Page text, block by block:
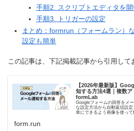
手順2. スクリプトエディタを開
手順3. トリガーの設定
まとめ：formrun（フォームラン）
設定も簡単
この記事は、下記掲載記事から引用して
【2026年最新版】
知する方法4選｜複数
formLab
Googleフォームの回答をメ
な設定方法から自動返信設
単にできるよう画像を使っ
form.run